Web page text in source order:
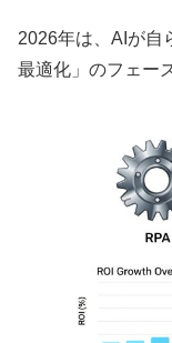
2026年は、AIが自
最適化」のフェー